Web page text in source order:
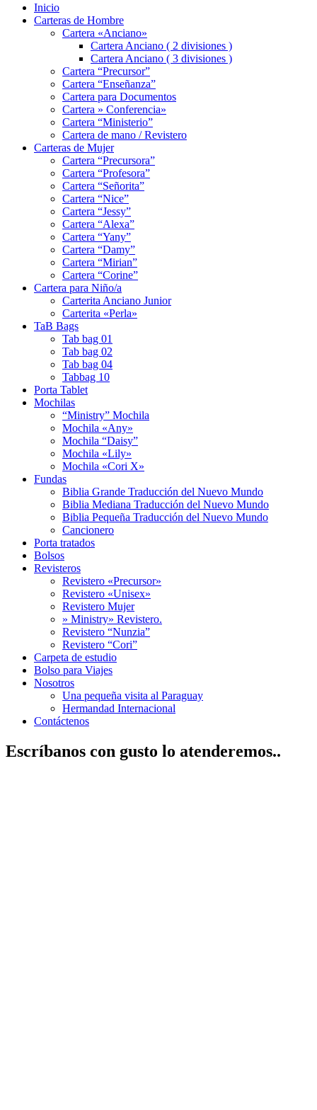
Inicio
Carteras de Hombre
Cartera «Anciano»
Cartera Anciano ( 2 divisiones )
Cartera Anciano ( 3 divisiones )
Cartera “Precursor”
Cartera “Enseñanza”
Cartera para Documentos
Cartera » Conferencia»
Cartera “Ministerio”
Cartera de mano / Revistero
Carteras de Mujer
Cartera “Precursora”
Cartera “Profesora”
Cartera “Señorita”
Cartera “Nice”
Cartera “Jessy”
Cartera “Alexa”
Cartera “Yany”
Cartera “Damy”
Cartera “Mirian”
Cartera “Corine”
Cartera para Niño/a
Carterita Anciano Junior
Carterita «Perla»
TaB Bags
Tab bag 01
Tab bag 02
Tab bag 04
Tabbag 10
Porta Tablet
Mochilas
“Ministry” Mochila
Mochila «Any»
Mochila “Daisy”
Mochila «Lily»
Mochila «Cori X»
Fundas
Biblia Grande Traducción del Nuevo Mundo
Biblia Mediana Traducción del Nuevo Mundo
Biblia Pequeña Traducción del Nuevo Mundo
Cancionero
Porta tratados
Bolsos
Revisteros
Revistero «Precursor»
Revistero «Unisex»
Revistero Mujer
» Ministry» Revistero.
Revistero “Nunzia”
Revistero “Cori”
Carpeta de estudio
Bolso para Viajes
Nosotros
Una pequeña visita al Paraguay
Hermandad Internacional
Contáctenos
Escríbanos con gusto lo atenderemos..